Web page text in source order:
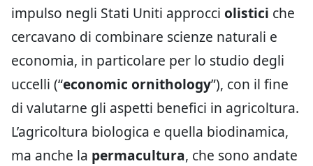
impulso negli Stati Uniti approcci olistici che
cercavano di combinare scienze naturali e
economia, in particolare per lo studio degli
uccelli (“economic ornithology”), con il fine
di valutarne gli aspetti benefici in agricoltura.
L’agricoltura biologica e quella biodinamica,
ma anche la permacultura, che sono andate